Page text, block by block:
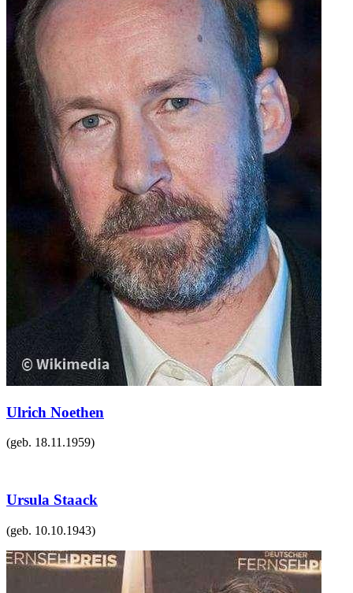
Ulrich Noethen
(geb. 18.11.1959)
Ursula Staack
(geb. 10.10.1943)